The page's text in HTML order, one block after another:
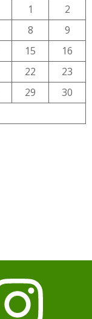
1
2
8
9
15
16
22
23
29
30